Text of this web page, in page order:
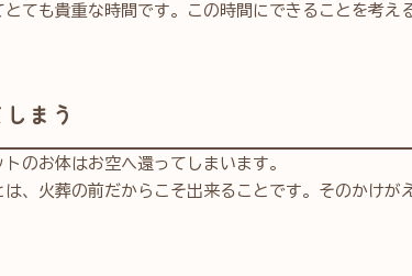
ても貴重な時間です。この時間にできることを考
まう
のお体はお空へ還ってしまいます。
、火葬の前だからこそ出来ることです。そのかけ